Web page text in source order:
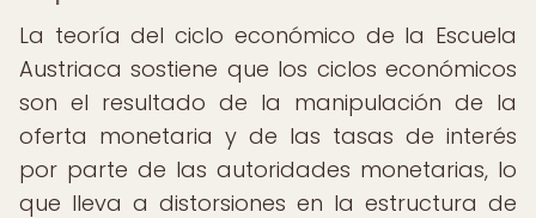
La teoría del ciclo económico de la Escuela
Austriaca sostiene que los ciclos económicos
son el resultado de la manipulación de la
oferta monetaria y de las tasas de interés
por parte de las autoridades monetarias, lo
que lleva a distorsiones en la estructura de